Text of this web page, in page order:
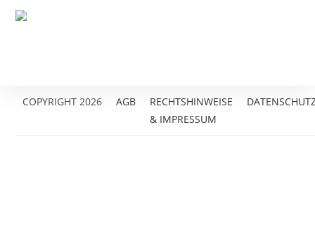
COPYRIGHT 2026 AGB
RECHTSHINWEISE
& IMPRESSUM